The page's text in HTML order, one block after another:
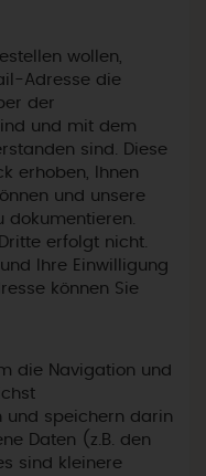
wollen,
Adresse die
der
und mit dem
sind. Diese
erhoben, Ihnen
und unsere
dokumentieren.
erfolgt nicht.
Ihre Einwilligung
können Sie
die Navigation und
und speichern darin
Daten (z.B. den
sind kleinere